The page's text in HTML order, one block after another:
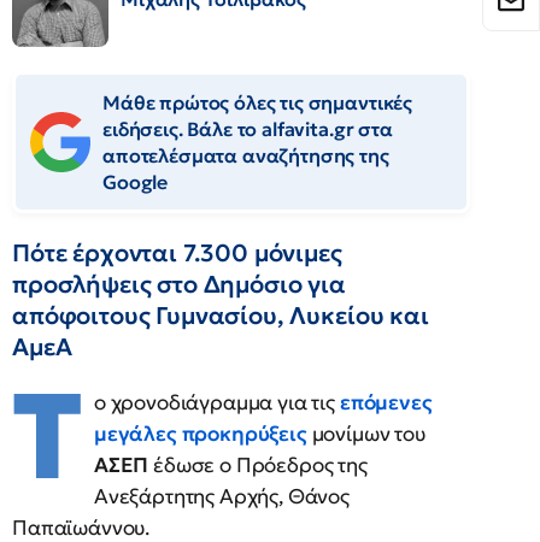
Μάθε πρώτος όλες τις σημαντικές
ειδήσεις. Βάλε το alfavita.gr στα
αποτελέσματα αναζήτησης της
Google
Πότε έρχονται 7.300 μόνιμες
προσλήψεις στο Δημόσιο για
απόφοιτους Γυμνασίου, Λυκείου και
ΑμεΑ
Τ ο χρονοδιάγραμμα για τιςεπόμενες
μεγάλες προκηρύξειςμονίμων του
ΑΣΕΠ έδωσε ο Πρόεδρος της
Ανεξάρτητης Αρχής, Θάνος
Παπαϊωάννου.